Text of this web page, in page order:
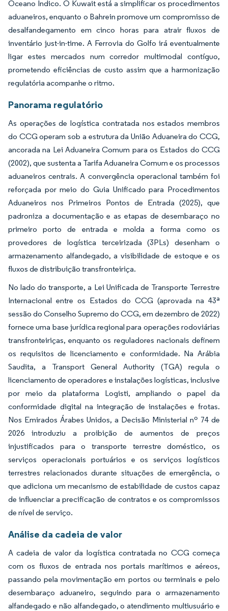
Oceano Índico. O Kuwait está a simplificar os procedimentos
aduaneiros, enquanto o Bahrein promove um compromisso de
desalfandegamento em cinco horas para atrair fluxos de
inventário just-in-time. A Ferrovia do Golfo irá eventualmente
ligar estes mercados num corredor multimodal contíguo,
prometendo eficiências de custo assim que a harmonização
regulatória acompanhe o ritmo.
Panorama regulatório
As operações de logística contratada nos estados membros
do CCG operam sob a estrutura da União Aduaneira do CCG,
ancorada na Lei Aduaneira Comum para os Estados do CCG
(2002), que sustenta a Tarifa Aduaneira Comum e os processos
aduaneiros centrais. A convergência operacional também foi
reforçada por meio do Guia Unificado para Procedimentos
Aduaneiros nos Primeiros Pontos de Entrada (2025), que
padroniza a documentação e as etapas de desembaraço no
primeiro porto de entrada e molda a forma como os
provedores de logística terceirizada (3PLs) desenham o
armazenamento alfandegado, a visibilidade de estoque e os
fluxos de distribuição transfronteiriça.
No lado do transporte, a Lei Unificada de Transporte Terrestre
Internacional entre os Estados do CCG (aprovada na 43ª
sessão do Conselho Supremo do CCG, em dezembro de 2022)
fornece uma base jurídica regional para operações rodoviárias
transfronteiriças, enquanto os reguladores nacionais definem
os requisitos de licenciamento e conformidade. Na Arábia
Saudita, a Transport General Authority (TGA) regula o
licenciamento de operadores e instalações logísticas, inclusive
por meio da plataforma Logisti, ampliando o papel da
conformidade digital na integração de instalações e frotas.
Nos Emirados Árabes Unidos, a Decisão Ministerial nº 74 de
2026 introduziu a proibição de aumentos de preços
injustificados para o transporte terrestre doméstico, os
serviços operacionais portuários e os serviços logísticos
terrestres relacionados durante situações de emergência, o
que adiciona um mecanismo de estabilidade de custos capaz
de influenciar a precificação de contratos e os compromissos
de nível de serviço.
Análise da cadeia de valor
A cadeia de valor da logística contratada no CCG começa
com os fluxos de entrada nos portais marítimos e aéreos,
passando pela movimentação em portos ou terminais e pelo
desembaraço aduaneiro, seguindo para o armazenamento
alfandegado e não alfandegado, o atendimento multiusuário e